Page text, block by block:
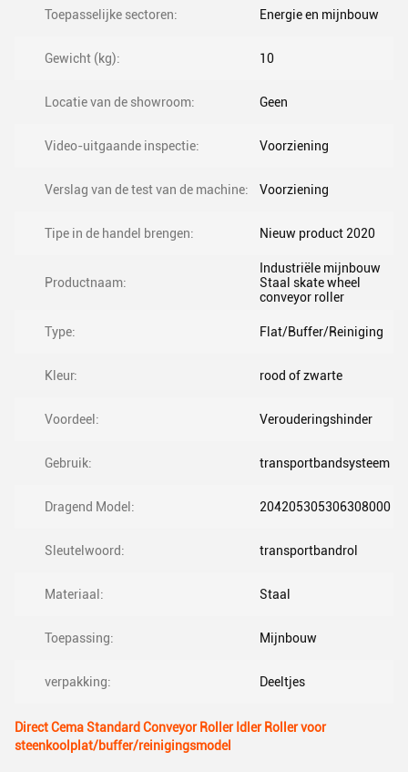
Toepasselijke sectoren: Energie en mijnbouw
Gewicht (kg): 10
Locatie van de showroom: Geen
Video-uitgaande inspectie: Voorziening
Verslag van de test van de machine: Voorziening
Tipe in de handel brengen: Nieuw product 2020
Productnaam:
Industriële mijnbouw
Staal skate wheel
conveyor roller
Type: Flat/Buffer/Reiniging
Kleur: rood of zwarte
Voordeel: Verouderingshinder
Gebruik: transportbandsysteem
Dragend Model: 204205305306308000
Sleutelwoord: transportbandrol
Materiaal: Staal
Toepassing: Mijnbouw
verpakking: Deeltjes
Direct Cema Standard Conveyor Roller Idler Roller voor
steenkoolplat/buffer/reinigingsmodel